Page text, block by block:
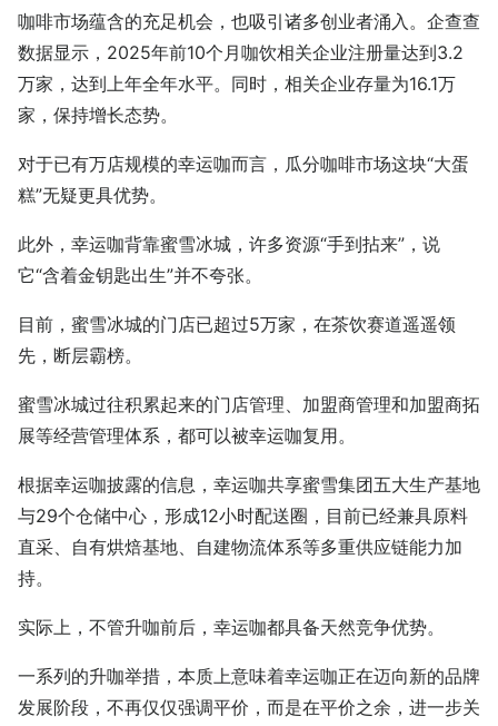
咖啡市场蕴含的充足机会，也吸引诸多创业者涌入。企查查
数据显示，2025年前10个月咖饮相关企业注册量达到3.2
万家，达到上年全年水平。同时，相关企业存量为16.1万
家，保持增长态势。
对于已有万店规模的幸运咖而言，瓜分咖啡市场这块“大蛋
糕”无疑更具优势。
此外，幸运咖背靠蜜雪冰城，许多资源“手到拈来”，说
它“含着金钥匙出生”并不夸张。
目前，蜜雪冰城的门店已超过5万家，在茶饮赛道遥遥领
先，断层霸榜。
蜜雪冰城过往积累起来的门店管理、加盟商管理和加盟商拓
展等经营管理体系，都可以被幸运咖复用。
根据幸运咖披露的信息，幸运咖共享蜜雪集团五大生产基地
与29个仓储中心，形成12小时配送圈，目前已经兼具原料
直采、自有烘焙基地、自建物流体系等多重供应链能力加
持。
实际上，不管升咖前后，幸运咖都具备天然竞争优势。
一系列的升咖举措，本质上意味着幸运咖正在迈向新的品牌
发展阶段，不再仅仅强调平价，而是在平价之余，进一步关